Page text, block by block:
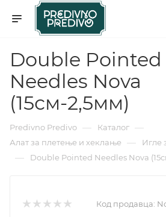
Double Pointed
Needles Nova
(15см-2,5мм)
Predivno Predivo — Каталог —
Алат за плетење и хеклање — Игле
— Double Pointed Needles Nova
Код продавца: